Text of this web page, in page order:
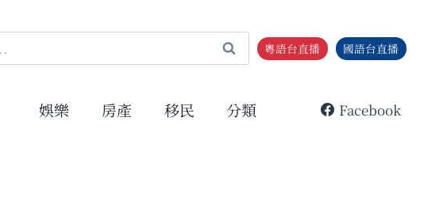
粵語台直播 國語台直播
娛樂 房產 移民 分類 Facebook